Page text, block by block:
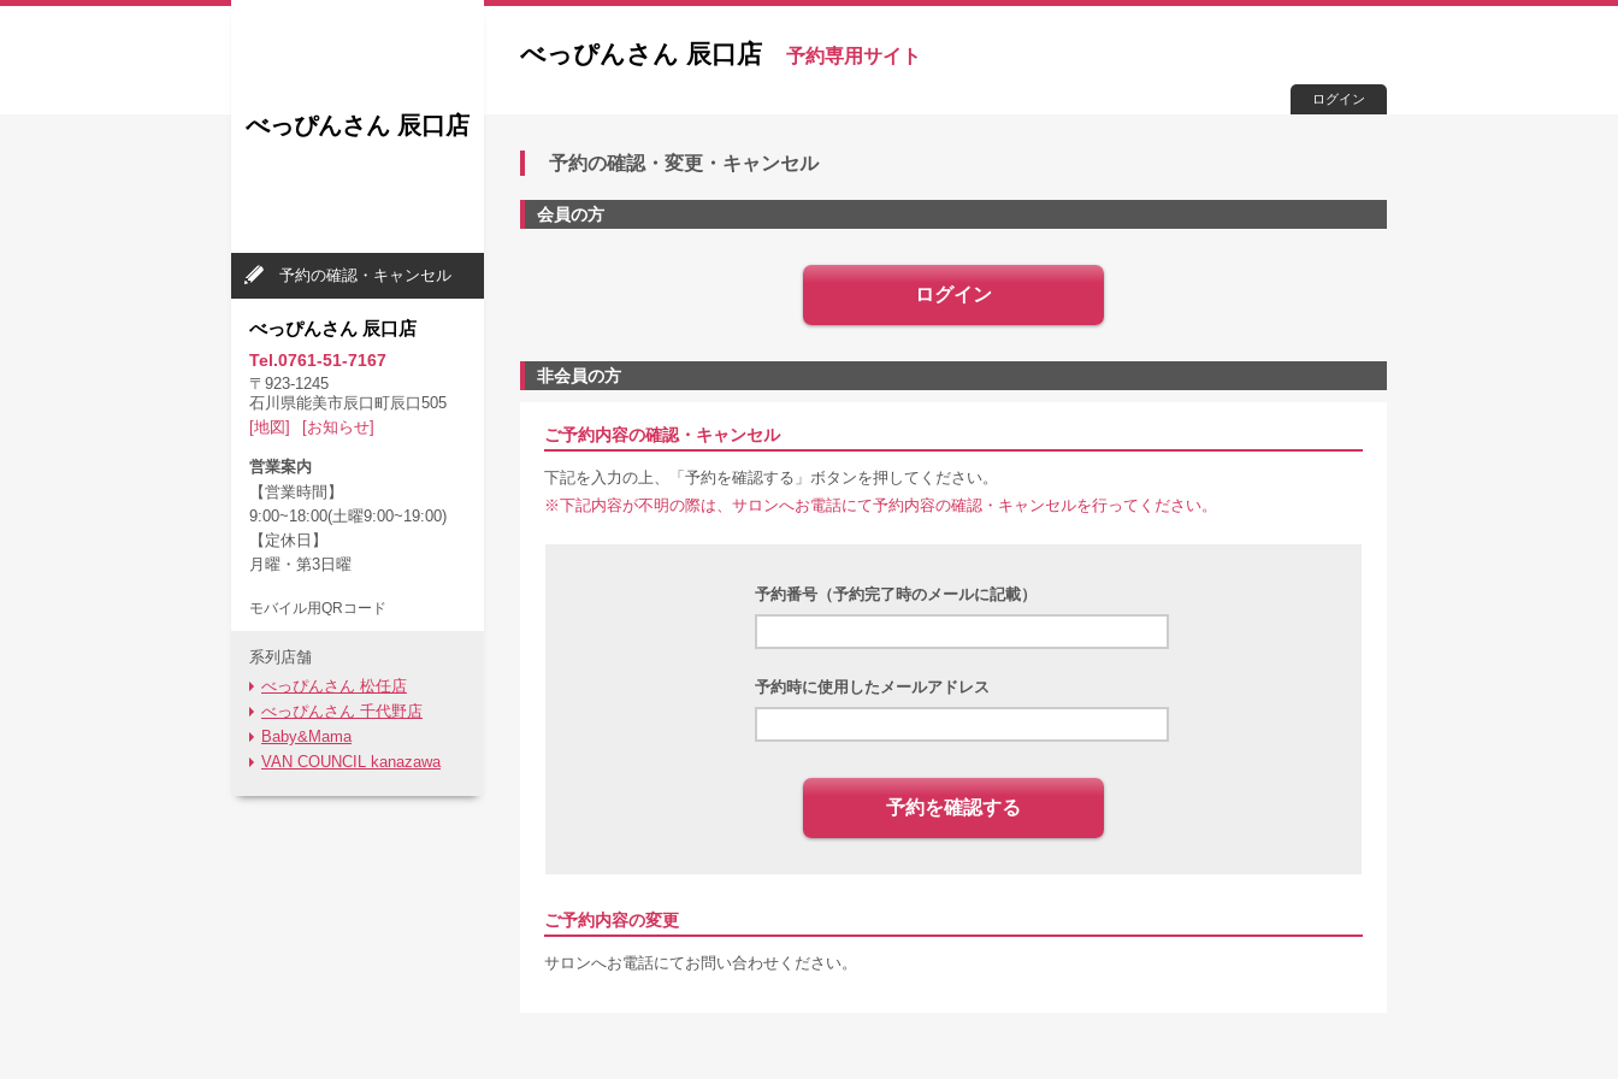
べっぴんさん 辰口店 予約専用サイト
ログイン
予約の確認・変更・キャンセル
会員の方
ログイン
非会員の方
ご予約内容の確認・キャンセル
下記を入力の上、「予約を確認する」ボタンを押してください。
※下記内容が不明の際は、サロンへお電話にて予約内容の確認・キャンセルを行ってください。
予約番号（予約完了時のメールに記載）
予約時に使用したメールアドレス
予約を確認する
ご予約内容の変更
サロンへお電話にてお問い合わせください。
べっぴんさん 辰口店
予約の確認・キャンセル
べっぴんさん 辰口店
Tel.0761-51-7167
〒923-1245
石川県能美市辰口町辰口505
[地図]
[お知らせ]
営業案内
【営業時間】
9:00~18:00(土曜9:00~19:00)
【定休日】
月曜・第3日曜
モバイル用QRコード
系列店舗
べっぴんさん 松任店
べっぴんさん 千代野店
Baby&Mama
VAN COUNCIL kanazawa